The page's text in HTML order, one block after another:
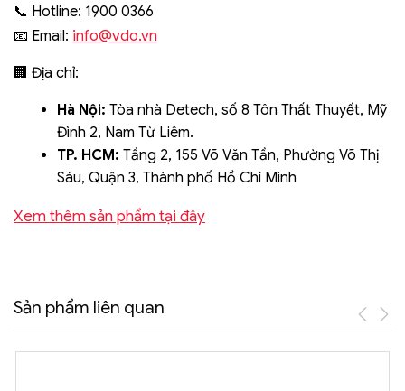
📞 Hotline: 1900 0366
📧 Email: info@vdo.vn
🏢 Địa chỉ:
Hà Nội: Tòa nhà Detech, số 8 Tôn Thất Thuyết, Mỹ
Đình 2, Nam Từ Liêm.
TP. HCM: Tầng 2, 155 Võ Văn Tần, Phường Võ Thị
Sáu, Quận 3, Thành phố Hồ Chí Minh
Xem thêm sản phẩm tại đây
Sản phẩm liên quan